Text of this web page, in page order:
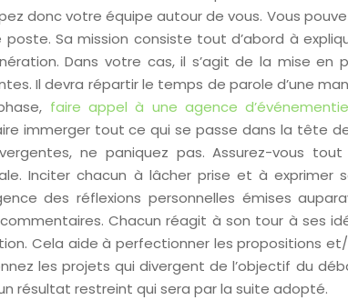
donc votre équipe autour de vous. Vous
poste. Sa mission consiste tout d’abord à
Dans votre cas, il s’agit de la mise en
Il devra répartir le temps de parole d’une
faire appel à une agence
immerger tout ce qui se passe dans la tête
ne paniquez pas. Assurez-vous
Inciter chacun à lâcher prise et à exprimer
des réflexions personnelles émises
Chacun réagit à son tour à ses
Cela aide à perfectionner les propositions
les projets qui divergent de l’objectif du
résultat restreint qui sera par la suite adopté.